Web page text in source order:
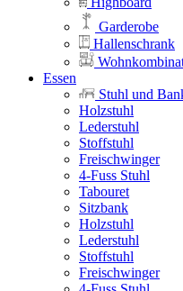
Garderobe
Hallenschrank
Essen
Stuhl und
Holzstuhl
Lederstuhl
Stoffstuhl
Freischwinger
4-Fuss Stuhl
Tabouret
Sitzbank
Holzstuhl
Lederstuhl
Stoffstuhl
Freischwinger